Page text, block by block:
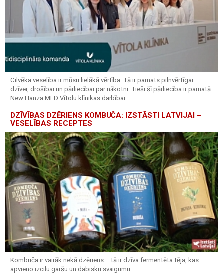
Cilvēka veselība ir mūsu lielākā vērtība. Tā ir pamats pilnvērtīgai
dzīvei, drošībai un pārliecībai par nākotni. Tieši šī pārliecība ir pamatā
New Hanza MED Vītolu klīnikas darbībai.
DZĪVĪBAS DZĒRIENS KOMBUČA: IZSTĀSTI LATVIJAI –
VESELĪBAS RECEPTES
Kombuča ir vairāk nekā dzēriens – tā ir dzīva fermentēta tēja, kas
apvieno izcilu garšu un dabisku svaigumu.